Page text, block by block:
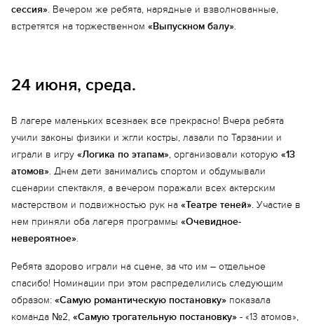
сессия». Вечером же ребята, нарядные и взволнованные,
встретятся на торжественном «Выпускном балу».
24 июня, среда.
В лагере маленьких всезнаек все прекрасно! Вчера ребята
учили законы физики и жгли костры, лазали по Тарзании и
играли в игру «Логика по этапам», организовали которую «13
атомов». Днем дети занимались спортом и обдумывали
сценарии спектакля, а вечером поражали всех актерским
мастерством и подвижностью рук на «Театре теней». Участие в
нем приняли оба лагеря программы «Очевидное-
невероятное».
Ребята здорово играли на сцене, за что им – отдельное
спасибо! Номинации при этом распределились следующим
образом: «Самую романтическую постановку» показала
команда №2, «Самую трогательную постановку» - «13 атомов»,